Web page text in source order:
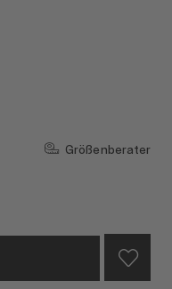
Größenberater